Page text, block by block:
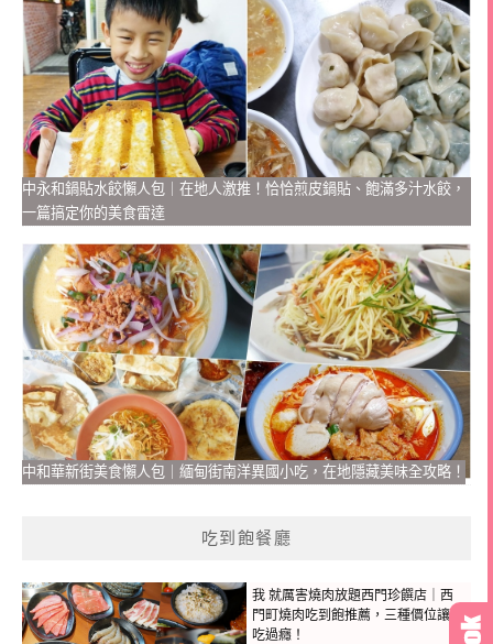
中永和鍋貼水餃懶人包｜在地人激推！恰恰煎皮鍋貼、飽滿多汁水餃，
一篇搞定你的美食雷達
中和華新街美食懶人包｜緬甸街南洋異國小吃，在地隱藏美味全攻略！
吃到飽餐廳
我 就厲害燒肉放題西門珍饌店｜西
門町燒肉吃到飽推薦，三種價位讓你
吃過癮！